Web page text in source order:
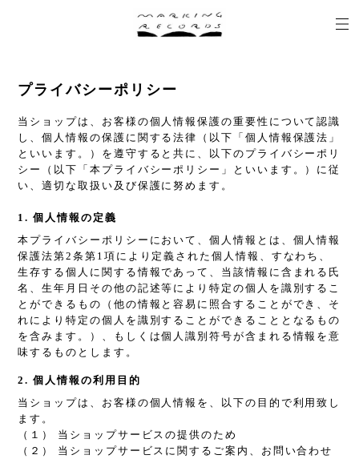
プライバシーポリシー
当ショップは、お客様の個人情報保護の重要性について認識
し、個人情報の保護に関する法律（以下「個人情報保護法」
といいます。）を遵守すると共に、以下のプライバシーポリ
シー（以下「本プライバシーポリシー」といいます。）に従
い、適切な取扱い及び保護に努めます。
1. 個人情報の定義
本プライバシーポリシーにおいて、個人情報とは、個人情報
保護法第2条第1項により定義された個人情報、すなわち、
生存する個人に関する情報であって、当該情報に含まれる氏
名、生年月日その他の記述等により特定の個人を識別するこ
とができるもの（他の情報と容易に照合することができ、そ
れにより特定の個人を識別することができることとなるもの
を含みます。）、もしくは個人識別符号が含まれる情報を意
味するものとします。
2. 個人情報の利用目的
当ショップは、お客様の個人情報を、以下の目的で利用致し
ます。
（１） 当ショップサービスの提供のため
（２） 当ショップサービスに関するご案内、お問い合わせ